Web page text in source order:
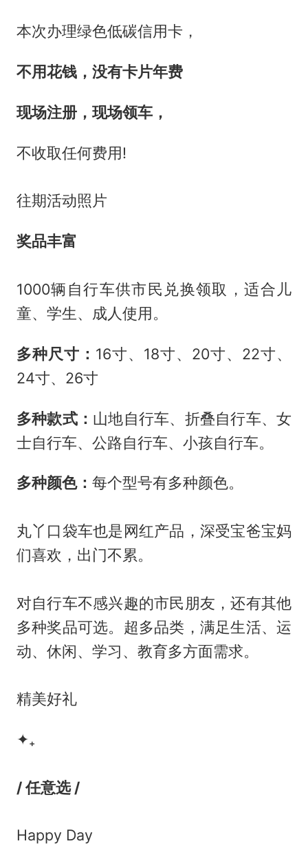
本次办理绿色低碳信用卡，
不用花钱，没有卡片年费
现场注册，现场领车，
不收取任何费用!
往期活动照片
奖品丰富
1000辆自行车供市民兑换领取，适合儿
童、学生、成人使用。
多种尺寸： 16寸、18寸、20寸、22寸、
24寸、26寸
多种款式： 山地自行车、折叠自行车、女
士自行车、公路自行车、小孩自行车。
多种颜色： 每个型号有多种颜色。
丸丫口袋车也是网红产品，深受宝爸宝妈
们喜欢，出门不累。
对自行车不感兴趣的市民朋友，还有其他
多种奖品可选。超多品类，满足生活、运
动、休闲、学习、教育多方面需求。
精美好礼
✦₊
/ 任意选 /
Happy Day